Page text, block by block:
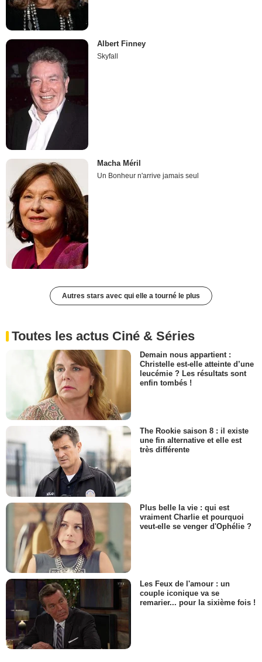
Albert Finney
Skyfall
Macha Méril
Un Bonheur n'arrive jamais seul
Autres stars avec qui elle a tourné le plus
Toutes les actus Ciné & Séries
Demain nous appartient :
Christelle est-elle atteinte d’une
leucémie ? Les résultats sont
enfin tombés !
The Rookie saison 8 : il existe
une fin alternative et elle est
très différente
Plus belle la vie : qui est
vraiment Charlie et pourquoi
veut-elle se venger d'Ophélie ?
Les Feux de l'amour : un
couple iconique va se
remarier... pour la sixième fois !